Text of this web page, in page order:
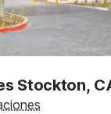
Stockton,